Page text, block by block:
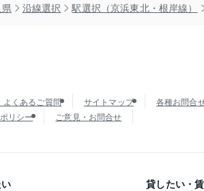
沿線選択 駅選択（京浜東北・根岸線）
よくあるご質問 サイトマップ
各種お問合
リシー ご意見・お問合せ
貸したい・